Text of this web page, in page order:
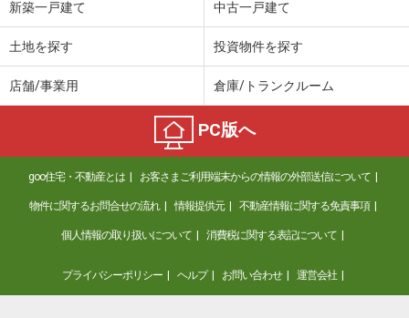
新築一戸建て 中古一戸建て
土地を探す 投資物件を探す
店舗/事業用 倉庫/トランクルーム
PC版へ
goo住宅・不動産とは お客さまご利用端末からの情報の外部送信について
物件に関するお問合せの流れ 情報提供元 不動産情報に関する免責事項
個人情報の取り扱いについて 消費税に関する表記について
プライバシーポリシー ヘルプ お問い合わせ 運営会社